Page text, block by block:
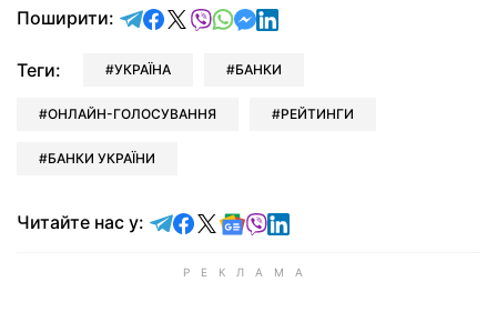
Поширити: відправити у Telegram
поділитись у Facebook
поділитись у X
відправити у Viber
відправити у Whatsapp
відправити у Messenger
відправити у LinkedIn
Теги: УКРАЇНА БАНКИ
ОНЛАЙН-ГОЛОСУВАННЯ РЕЙТИНГИ
БАНКИ УКРАЇНИ
Читайте нас у: Читайте у Telegram
Читайте у Facebook
Читайте у X
Читайте у Google news
Читайте у Viber
Читайте у LinkedIn